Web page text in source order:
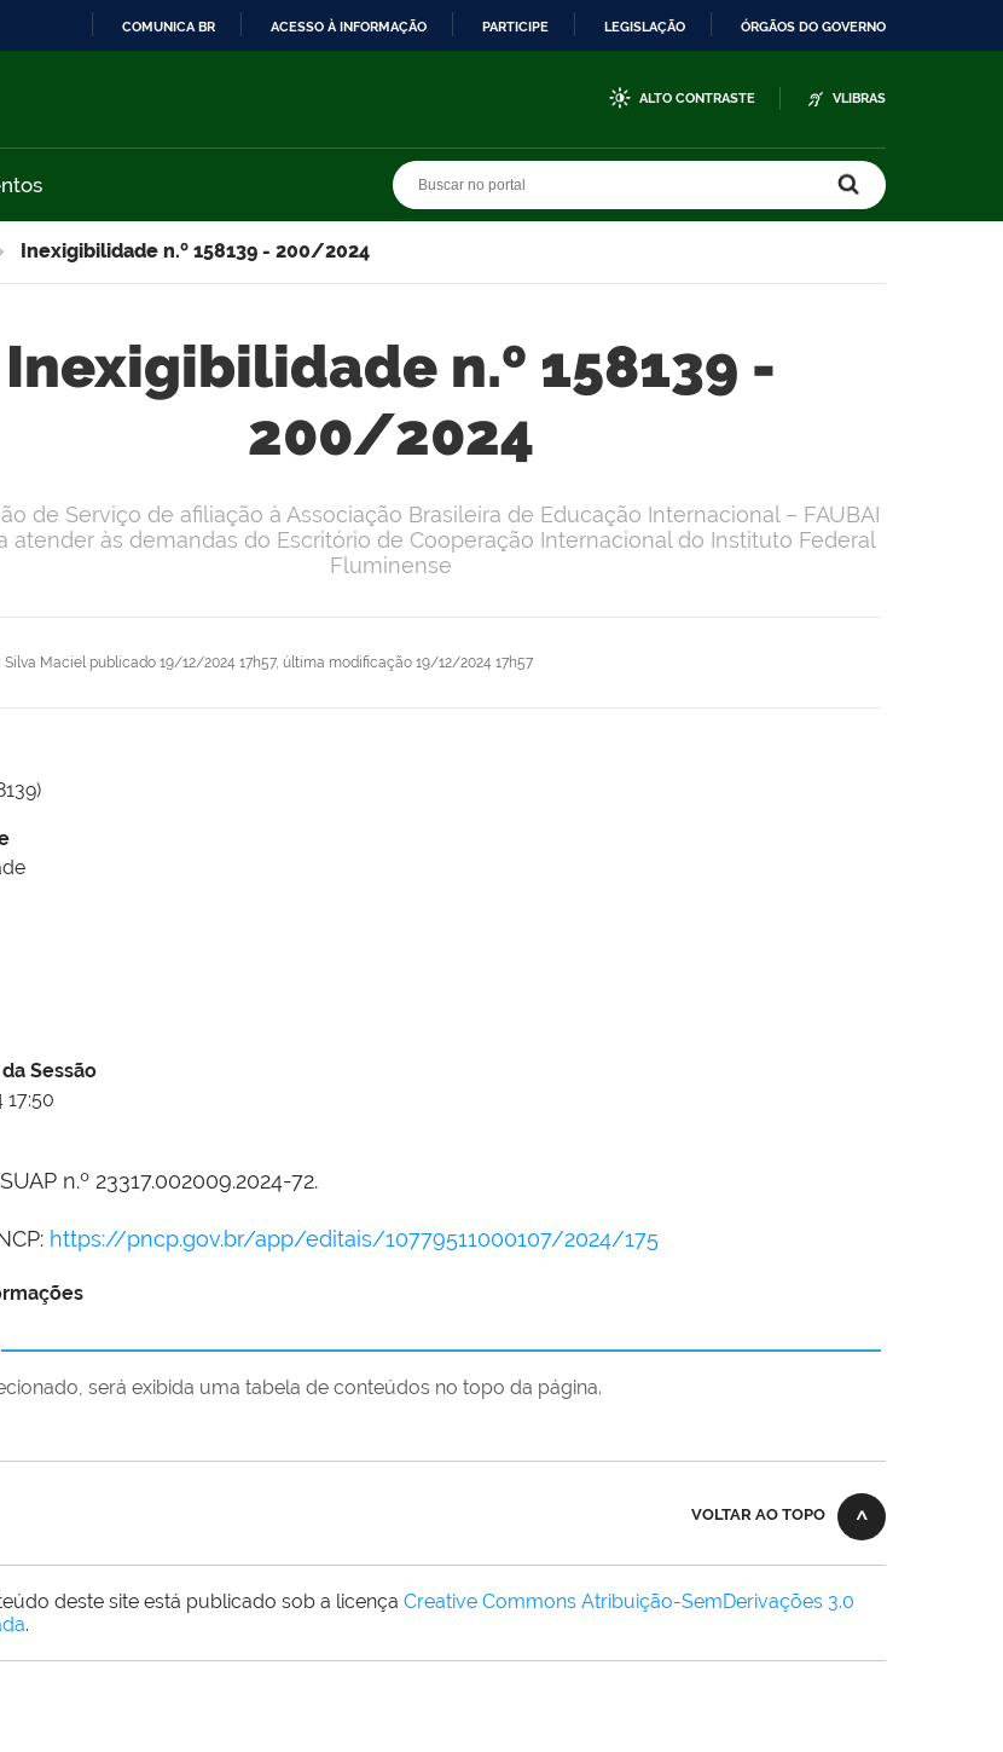
COMUNICA BR ACESSO À INFORMAÇÃO PARTICIPE LEGISLAÇÃO ÓRGÃOS DO GOVERNO
ALTO CONTRASTE VLIBRAS
Inexigibilidade n.º 158139 - 200/2024
Inexigibilidade n.º 158139 -
200/2024
Silva Maciel publicado 19/12/2024 17h57, última modificação 19/12/2024 17h57
de Serviço de afiliação à Associação Brasileira de Educação Internacional – FAUBAI
atender às demandas do Escritório de Cooperação Internacional do Instituto Federal
Fluminense
Sessão
n.º 23317.002009.2024-72.
https://pncp.gov.br/app/editais/10779511000107/2024/175
será exibida uma tabela de conteúdos no topo da página.
VOLTAR AO TOPO
deste site está publicado sob a licença Creative Commons Atribuição-SemDerivações 3.0
.